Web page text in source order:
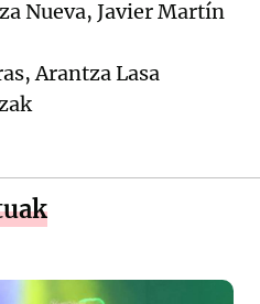
Nueva, Javier Martín
Arantza Lasa